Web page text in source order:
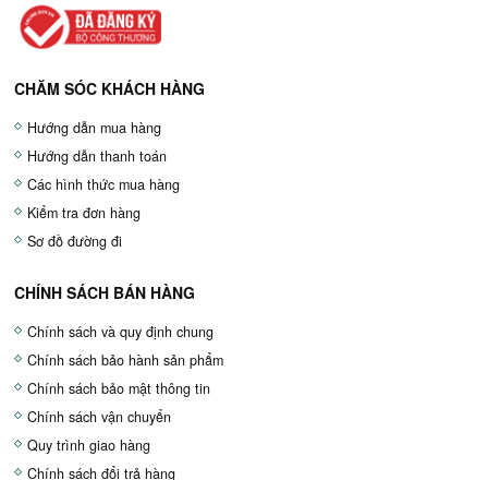
CHĂM SÓC KHÁCH HÀNG
Hướng dẫn mua hàng
Hướng dẫn thanh toán
Các hình thức mua hàng
Kiểm tra đơn hàng
Sơ đồ đường đi
CHÍNH SÁCH BÁN HÀNG
Chính sách và quy định chung
Chính sách bảo hành sản phẩm
Chính sách bảo mật thông tin
Chính sách vận chuyển
Quy trình giao hàng
Chính sách đổi trả hàng